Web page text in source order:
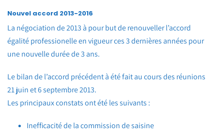
Nouvel accord 2013-2016
La négociation de 2013 à pour but de renouveller l’accord
égalité professionelle en vigueur ces 3 dernières années pour
une nouvelle durée de 3 ans.
Le bilan de l’accord précédent à été fait au cours des réunions
21 juin et 6 septembre 2013.
Les principaux constats ont été les suivants :
Inefficacité de la commission de saisine